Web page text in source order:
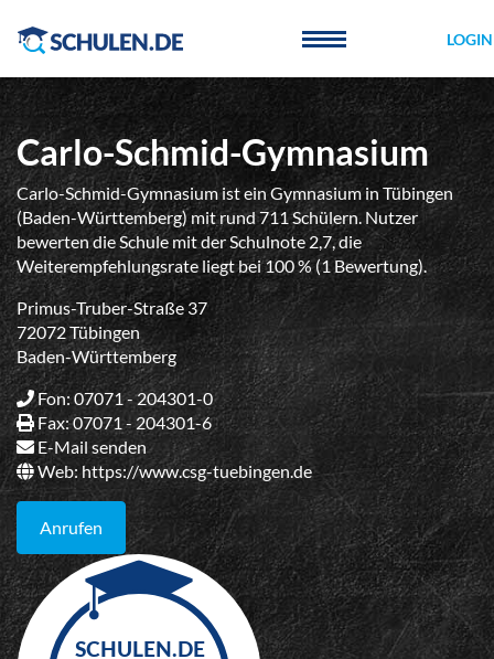
LOGIN
Carlo-Schmid-Gymnasium
Carlo-Schmid-Gymnasium ist ein Gymnasium in Tübingen
(Baden-Württemberg) mit rund 711 Schülern. Nutzer
bewerten die Schule mit der Schulnote 2,7, die
Weiterempfehlungsrate liegt bei 100 % (1 Bewertung).
Primus-Truber-Straße 37
72072 Tübingen
Baden-Württemberg
Fon: 07071 - 204301-0
Fax: 07071 - 204301-6
E-Mail senden
Web: https://www.csg-tuebingen.de
Anrufen